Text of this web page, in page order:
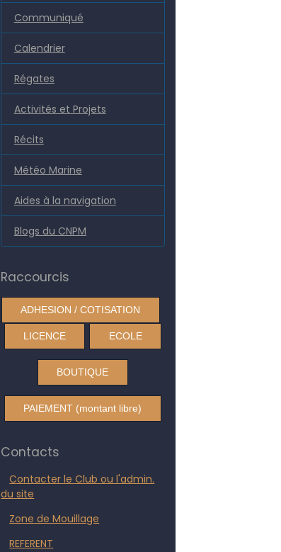
Communiqué
Calendrier
Régates
Activités et Projets
Récits
Météo Marine
Aides à la navigation
Blogs du CNPM
Raccourcis
ADHESION / COTISATION
LICENCE ECOLE
BOUTIQUE
PAIEMENT (montant libre)
Contacts
Contacter le Club ou l'admin.
du site
Zone de Mouillage
REFERENT